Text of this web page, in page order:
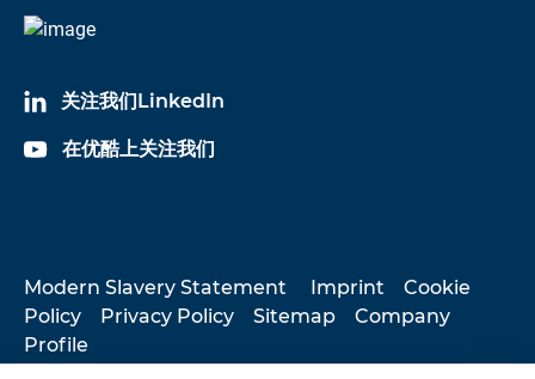
- 數據表
关注我们LinkedIn
在优酷上关注我们
Modern Slavery Statement Imprint
Cookie
Policy
Privacy Policy Sitemap
Company
Profile